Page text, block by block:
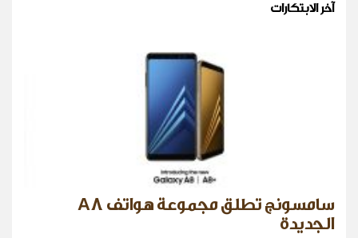
آخر الابتكارات
سامسونج تطلق مجموعة هواتف A8
الجديدة